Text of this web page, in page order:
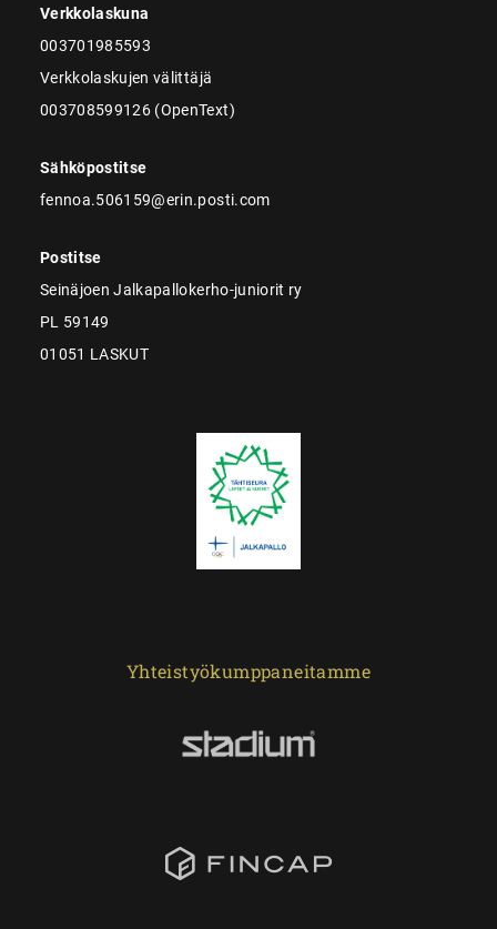
Verkkolaskuna
003701985593
Verkkolaskujen välittäjä
003708599126 (OpenText)
Sähköpostitse
fennoa.506159@erin.posti.com
Postitse
Seinäjoen Jalkapallokerho-juniorit ry
PL 59149
01051 LASKUT
Yhteistyökumppaneitamme